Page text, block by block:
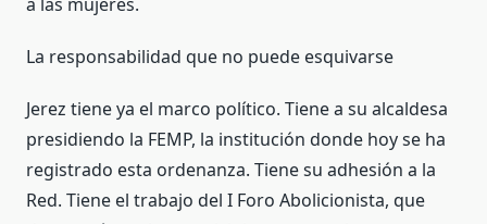
La responsabilidad que no puede esquivarse
Jerez tiene ya el marco político. Tiene a su alcaldesa
presidiendo la FEMP, la institución donde hoy se ha
registrado esta ordenanza. Tiene su adhesión a la
Red. Tiene el trabajo del I Foro Abolicionista, que